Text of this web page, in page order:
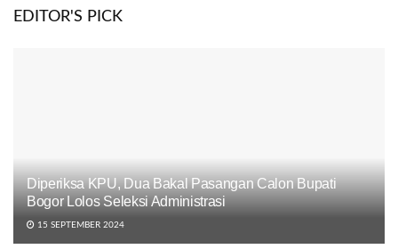
EDITOR'S PICK
Diperiksa KPU, Dua Bakal Pasangan Calon Bupati
Bogor Lolos Seleksi Administrasi
15 SEPTEMBER 2024